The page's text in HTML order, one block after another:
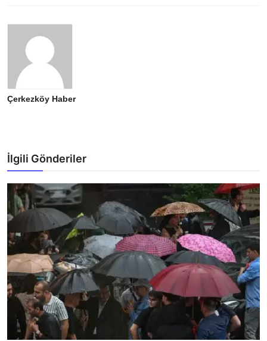
Çerkezköy Haber
İlgili Gönderiler